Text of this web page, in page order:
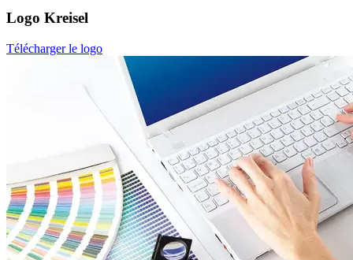
Logo Kreisel
Télécharger le logo